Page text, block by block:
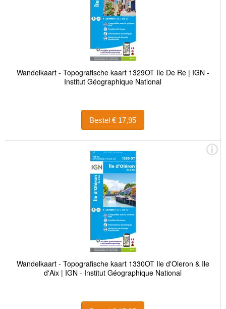
Wandelkaart - Topografische kaart 1329OT Ile De Re | IGN -
Institut Géographique National
Bestel € 17,95
Wandelkaart - Topografische kaart 1330OT Ile d'Oleron & Ile
d'Aix | IGN - Institut Géographique National